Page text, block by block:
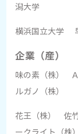
潟大学
横浜国立大学
企業（産）
味の素（株）
ルガノ（株）
花王（株） 佐